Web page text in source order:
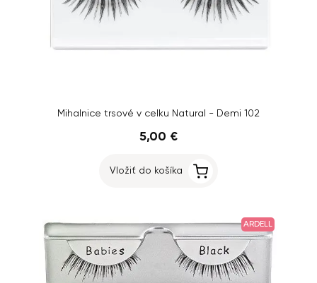
Mihalnice trsové v celku Natural - Demi 102
5,00 €
Vložiť do košíka
ARDELL